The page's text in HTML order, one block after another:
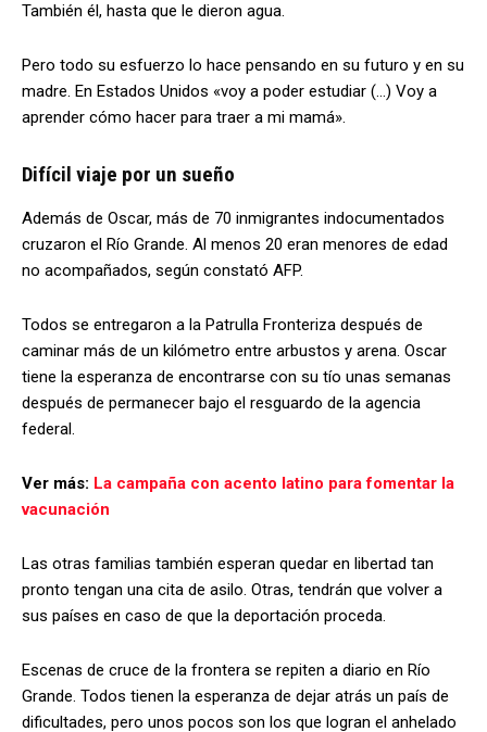
También él, hasta que le dieron agua.
Pero todo su esfuerzo lo hace pensando en su futuro y en su
madre. En Estados Unidos «voy a poder estudiar (…) Voy a
aprender cómo hacer para traer a mi mamá».
Difícil viaje por un sueño
Además de Oscar, más de 70 inmigrantes indocumentados
cruzaron el Río Grande. Al menos 20 eran menores de edad
no acompañados, según constató AFP.
Todos se entregaron a la Patrulla Fronteriza después de
caminar más de un kilómetro entre arbustos y arena. Oscar
tiene la esperanza de encontrarse con su tío unas semanas
después de permanecer bajo el resguardo de la agencia
federal.
Ver más: La campaña con acento latino para fomentar la
vacunación
Las otras familias también esperan quedar en libertad tan
pronto tengan una cita de asilo. Otras, tendrán que volver a
sus países en caso de que la deportación proceda.
Escenas de cruce de la frontera se repiten a diario en Río
Grande. Todos tienen la esperanza de dejar atrás un país de
dificultades, pero unos pocos son los que logran el anhelado